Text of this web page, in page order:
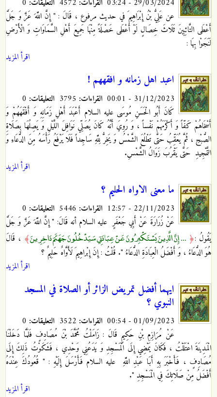
عن عَلِيُّ بْنُ إِبْرَاهِيمَ في حديث مرفوع ، قَالَ : " إِنَّ اللَّهَ عَزَّ وَ جَلَّ
أَعْطَى التَّائِبِينَ ثَلَاثَ خِصَالٍ لَوْ أَعْطَى خَصْلَةً مِنْهَا جَمِيعَ أَهْلِ السَّمَاوَاتِ وَ الْأَرْضِ
لَنَجَوْا بِهَا :
اقرأ المزيد
اعبد اهل زمانه و افقههم !
31/12/2023 - 00:01 القراءات: التعليقات:
كَانَ أَبُو الْحَسَنِ مُوسَى عليه السلام أَعْبَدَ أَهْلِ زَمَانِهِ وَ أَفْقَهَهُمْ وَ
أَسْخَاهُمْ كَفّاً وَ أَكْرَمَهُمْ نَفْساً ، وَ رُوِيَ أَنَّهُ كَانَ يُصَلِّي نَوَافِلَ اللَّيْلِ وَ يَصِلُهَا بِصَلَاةِ
الصُّبْحِ ، ثُمَّ يُعَقِّبُ حَتَّى تَطْلُعَ الشَّمْسُ وَ يَخِرُّ لِلَّهِ سَاجِداً فَلَا يَرْفَعُ رَأْسَهُ مِنَ الدُّعَاءِ وَ
التَّمْجِيدِ حَتَّى يَقْرُبَ زَوَالُ الشَّمْسِ‏.
اقرأ المزيد
ما معنى الاواه الحليم ؟
22/11/2023 - 12:57 القراءات: التعليقات:
عَنْ زُرَارَةَ عَنْ أَبِي جَعْفَرٍ عليه السلام أنه قَالَ: " إِنَّ اللَّهَ عَزَّ وَ جَلَّ
يَقُولُ :﴿ ... إِنَّ الَّذِينَ يَسْتَكْبِرُونَ عَنْ عِبَادَتِي سَيَدْخُلُونَ جَهَنَّمَ دَاخِرِينَ﴾ ، قَالَ
هُوَ الدُّعَاءُ ، وَ أَفْضَلُ‏ الْعِبَادَةِ الدُّعَاءُ ". قُلْتُ : إِنَ‏ إِبْراهِيمَ لَأَوَّاهٌ‏ حَلِيمٌ‏ ؟
اقرأ المزيد
ايهما أفضل تمريض الزائر أو الصلاة في المسجد
النبوي ؟
01/09/2023 - 00:54 القراءات: التعليقات:
عَنْ مُرَازِمِ بْنِ حَكِيمٍ قَالَ : زَامَلْتُ مُحَمَّدَ بْنَ مُصَادِفٍ فَلَمَّا دَخَلْنَا
الْمَدِينَةَ اعْتَلَلْتُ ، فَكَانَ يَمْضِي إِلَى الْمَسْجِدِ وَ يَدَعُنِي وَحْدِي ، فَشَكَوْتُ ذَلِكَ إِلَى
مُصَادِفٍ ، فَأَخْبَرَ بِهِ أَبَا عَبْدِ اللَّهِ عليه السلام فَأَرْسَلَ إِلَيْهِ : " قُعُودُكَ عِنْدَهُ
أَفْضَلُ مِنْ صَلَاتِكَ فِي الْمَسْجِدِ ".
اقرأ المزيد